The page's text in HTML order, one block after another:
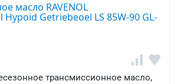
масло RAVENOL
Getriebeoel LS 85W-90 GL-
трансмиссионное масло,